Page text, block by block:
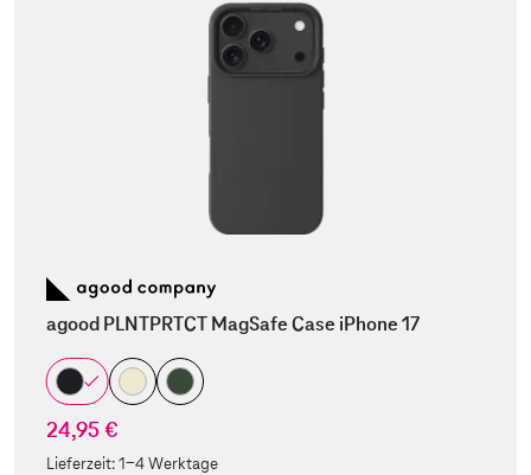
agood PLNTPRTCT MagSafe Case iPhone 17
24,95 €
Lieferzeit:1-4 Werktage